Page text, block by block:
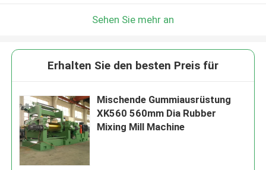
Sehen Sie mehr an
Erhalten Sie den besten Preis für
Mischende Gummiausrüstung
XK560 560mm Dia Rubber
Mixing Mill Machine